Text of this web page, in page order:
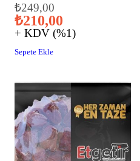
₺249,00
Orijinal
fiyat:
₺249,00.
₺210,00
Şu
andaki
fiyat:
₺210,00.
+ KDV (%1)
Sepete Ekle